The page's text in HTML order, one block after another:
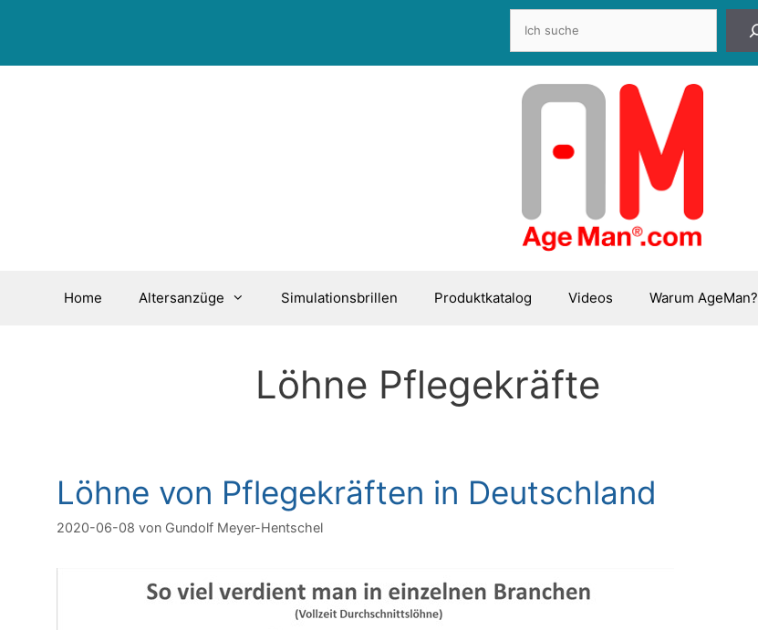
Home Altersanzüge Simulationsbrillen Produktkatalog Videos Warum AgeMan?
Löhne Pflegekräfte
Löhne von Pflegekräften in Deutschland
2020-06-08 von Gundolf Meyer-Hentschel